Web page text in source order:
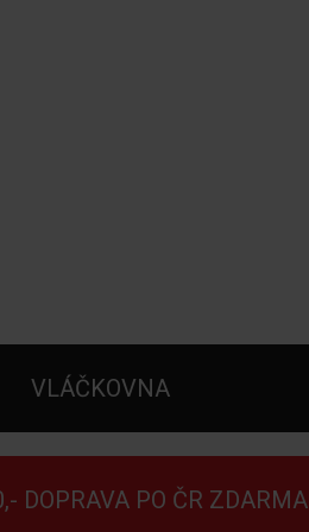
VLÁČKOVNA
DOPRAVA PO ČR ZDARMA